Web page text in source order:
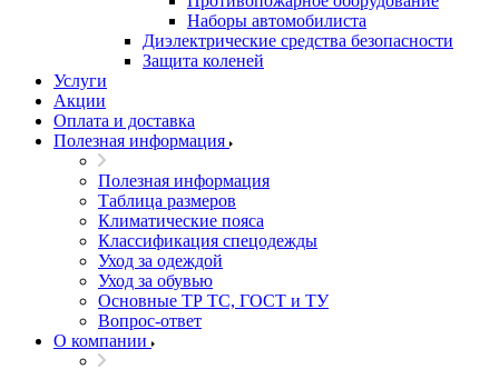
Наборы автомобилиста
Диэлектрические средства безопасности
Защита коленей
Услуги
Акции
Оплата и доставка
Полезная информация
Полезная информация
Таблица размеров
Климатические пояса
Классификация спецодежды
Уход за одеждой
Уход за обувью
Основные ТР ТС, ГОСТ и ТУ
Вопрос-ответ
О компании